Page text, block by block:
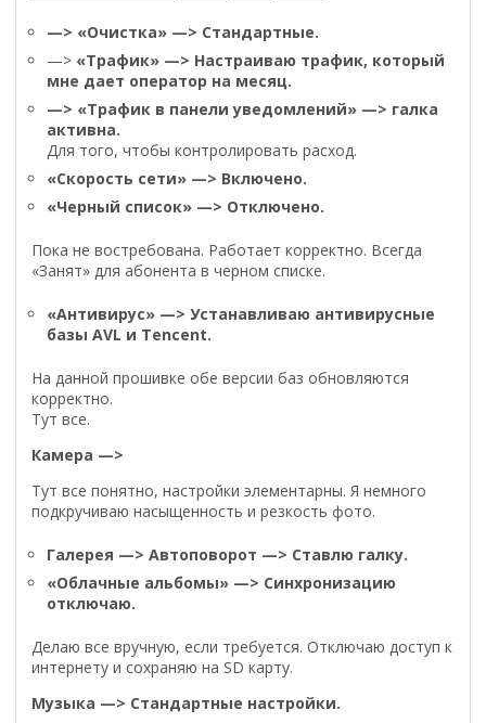
—> «Очистка» —> Стандартные.
—> «Трафик» —> Настраиваю трафик, который
мне дает оператор на месяц.
—> «Трафик в панели уведомлений» —> галка
активна.
Для того, чтобы контролировать расход.
«Скорость сети» —> Включено.
«Черный список» —> Отключено.
Пока не востребована. Работает корректно. Всегда
«Занят» для абонента в черном списке.
«Антивирус» —> Устанавливаю антивирусные
базы AVL и Tencent.
На данной прошивке обе версии баз обновляются
корректно.
Тут все.
Камера —>
Тут все понятно, настройки элементарны. Я немного
подкручиваю насыщенность и резкость фото.
Галерея —> Автоповорот —> Ставлю галку.
«Облачные альбомы» —> Синхронизацию
отключаю.
Делаю все вручную, если требуется. Отключаю доступ к
интернету и сохраняю на SD карту.
Музыка —> Стандартные настройки.